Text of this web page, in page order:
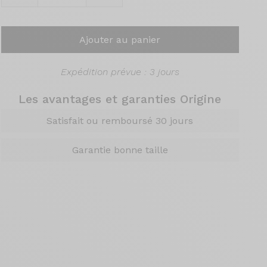
Ajouter au panier
Expédition prévue : 3 jours
Les avantages et garanties Origine
Satisfait ou remboursé 30 jours
Garantie bonne taille